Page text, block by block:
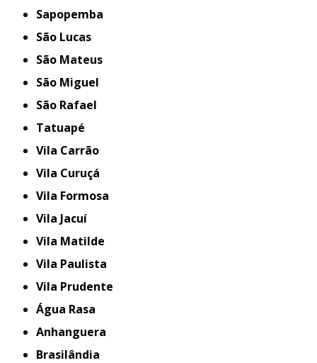
Sapopemba
São Lucas
São Mateus
São Miguel
São Rafael
Tatuapé
Vila Carrão
Vila Curuçá
Vila Formosa
Vila Jacuí
Vila Matilde
Vila Paulista
Vila Prudente
Água Rasa
Anhanguera
Brasilândia